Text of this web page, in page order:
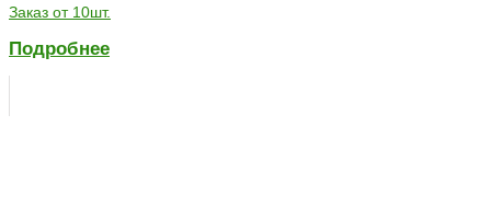
Заказ от 10шт.
Подробнее